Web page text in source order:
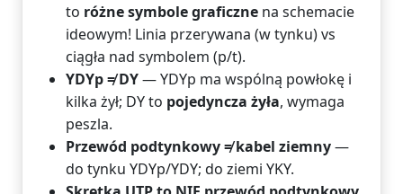
to różne symbole graficzne na schemacie
ideowym! Linia przerywana (w tynku) vs
ciągła nad symbolem (p/t).
YDYp ≠ DY— YDYp ma wspólną powłokę i
kilka żył; DY to pojedyncza żyła, wymaga
peszla.
Przewód podtynkowy ≠ kabel ziemny—
do tynku YDYp/YDY; do ziemi YKY.